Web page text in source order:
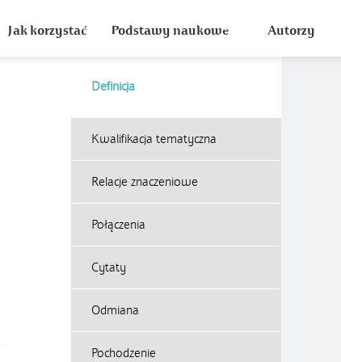
Jak korzystać Podstawy naukowe Autorzy
Definicja
Kwalifikacja tematyczna
Relacje znaczeniowe
Połączenia
Cytaty
Odmiana
Pochodzenie